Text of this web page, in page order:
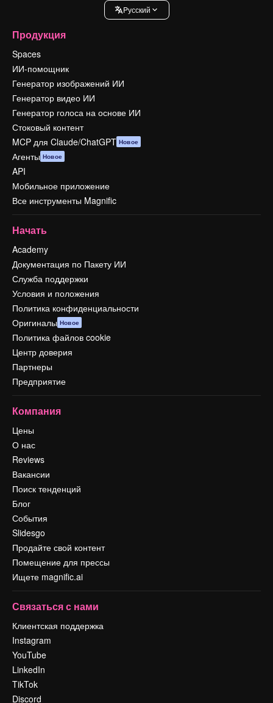
Pусский
Продукция
Spaces
ИИ-помощник
Генератор изображений ИИ
Генератор видео ИИ
Генератор голоса на основе ИИ
Стоковый контент
MCP для Claude/ChatGPT Новое
Агенты Новое
API
Мобильное приложение
Все инструменты Magnific
Начать
Academy
Документация по Пакету ИИ
Служба поддержки
Условия и положения
Политика конфиденциальности
Оригиналы Новое
Политика файлов cookie
Центр доверия
Партнеры
Предприятие
Компания
Цены
О нас
Reviews
Вакансии
Поиск тенденций
Блог
События
Slidesgo
Продайте свой контент
Помещение для прессы
Ищете magnific.ai
Связаться с нами
Клиентская поддержка
Instagram
YouTube
LinkedIn
TikTok
Discord